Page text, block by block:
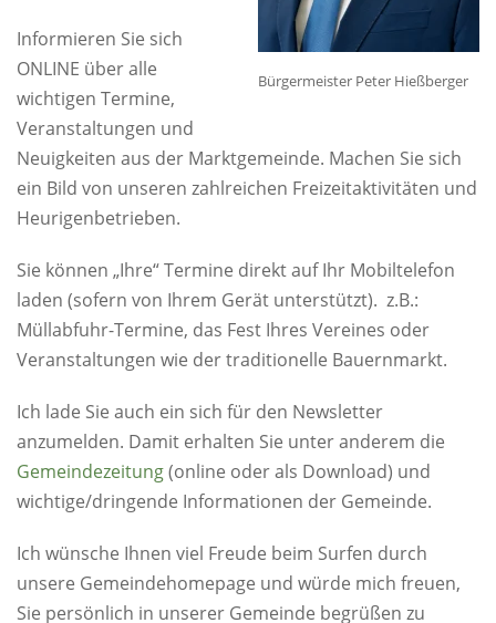
Bürgermeister Peter Hießberger
Informieren Sie sich
ONLINE über alle
wichtigen Termine,
Veranstaltungen und
Neuigkeiten aus der Marktgemeinde. Machen Sie sich
ein Bild von unseren zahlreichen Freizeitaktivitäten und
Heurigenbetrieben.
Sie können „Ihre“ Termine direkt auf Ihr Mobiltelefon
laden (sofern von Ihrem Gerät unterstützt). z.B.:
Müllabfuhr-Termine, das Fest Ihres Vereines oder
Veranstaltungen wie der traditionelle Bauernmarkt.
Ich lade Sie auch ein sich für den Newsletter
anzumelden. Damit erhalten Sie unter anderem die
Gemeindezeitung(online oder als Download) und
wichtige/dringende Informationen der Gemeinde.
Ich wünsche Ihnen viel Freude beim Surfen durch
unsere Gemeindehomepage und würde mich freuen,
Sie persönlich in unserer Gemeinde begrüßen zu